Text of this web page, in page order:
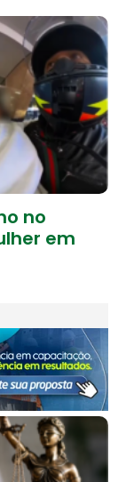
no
em